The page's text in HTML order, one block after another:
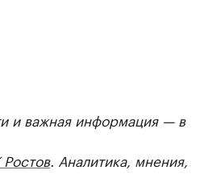
и важная информация — в
. Аналитика, мнения,